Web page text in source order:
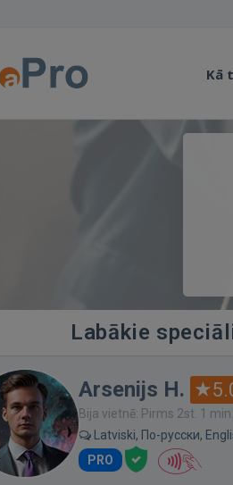
Kā
Labākie
Arsenijs H.
Bija vietnē: Pirms 2st. 1 min.
Latviski, По-русски,
PRO